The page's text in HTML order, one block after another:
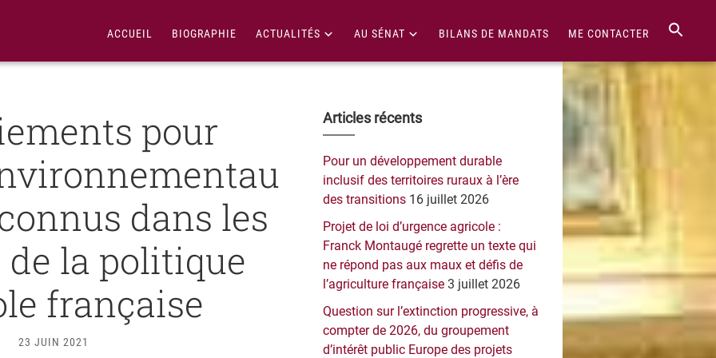
ACCUEIL BIOGRAPHIE ACTUALITÉS AU SÉNAT BILANS DE MANDATS ME CONTACTER
pour
dans les
la politique
française
23 JUIN 2021
Barre
latérale
principale
Articles récents
Pour un développement durable
inclusif des territoires ruraux à l’ère
des transitions 16 juillet 2026
Projet de loi d’urgence agricole :
Franck Montaugé regrette un texte qui
ne répond pas aux maux et défis de
l’agriculture française 3 juillet 2026
Question sur l’extinction progressive, à
compter de 2026, du groupement
d’intérêt public Europe des projets